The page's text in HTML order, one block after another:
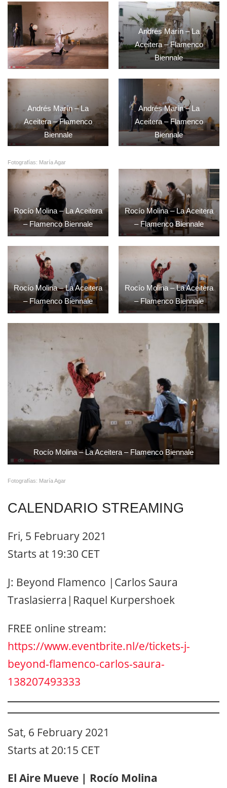
Andrés Marín – La
Aceitera – Flamenco
Biennale
Andrés Marín – La
Aceitera – Flamenco
Biennale
Andrés Marín – La
Aceitera – Flamenco
Biennale
Fotografías: María Agar
Rocío Molina – La Aceitera
– Flamenco Biennale
Rocío Molina – La Aceitera
– Flamenco Biennale
Rocío Molina – La Aceitera
– Flamenco Biennale
Rocío Molina – La Aceitera
– Flamenco Biennale
Rocío Molina – La Aceitera – Flamenco Biennale
Fotografías: María Agar
CALENDARIO STREAMING
Fri, 5 February 2021
Starts at 19:30 CET
J: Beyond Flamenco |Carlos Saura
Traslasierra|Raquel Kurpershoek
FREE online stream:
https://www.eventbrite.nl/e/tickets-j-
beyond-flamenco-carlos-saura-
138207493333
Sat, 6 February 2021
Starts at 20:15 CET
El Aire Mueve | Rocío Molina